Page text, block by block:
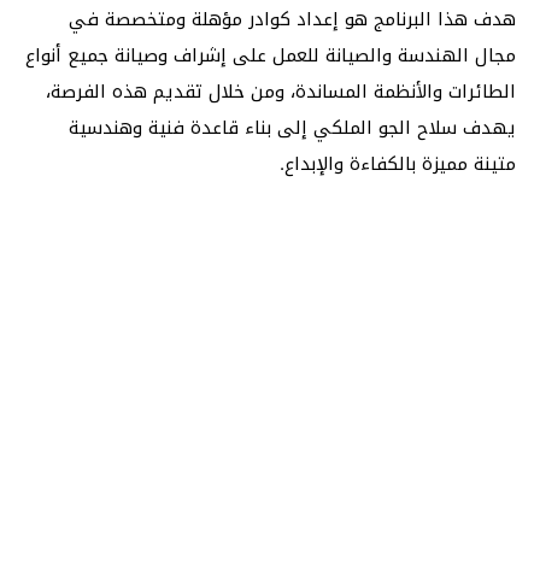
هدف هذا البرنامج هو إعداد كوادر مؤهلة ومتخصصة في
مجال الهندسة والصيانة للعمل على إشراف وصيانة جميع أنواع
الطائرات والأنظمة المساندة، ومن خلال تقديم هذه الفرصة،
يهدف سلاح الجو الملكي إلى بناء قاعدة فنية وهندسية
متينة مميزة بالكفاءة والإبداع.